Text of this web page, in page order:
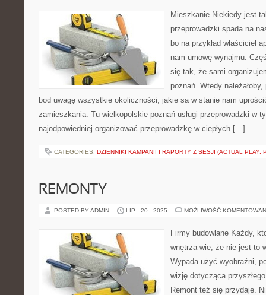
Mieszkanie Niekiedy jest
przeprowadzki spada na
bo na przykład właściciel
nam umowę wynajmu.
się tak, że sami
poznań. Wtedy
bod uwagę wszystkie okoliczności, jakie są w stanie nam
zamieszkania. Tu wielkopolskie poznań usługi przeprowadzki w
najodpowiedniej organizować przeprowadzkę w ciepłych […]
CATEGORIES: DZIENNIKI KAMPANII I RAPORTY Z SESJI (ACTUAL PLAY,
REMONTY
POSTED BY ADMIN LIP - 20 - 2025 MOŻLIWOŚĆ
Firmy budowlane Każdy,
wnętrza wie, że nie jest to
Wypada użyć wyobraźni,
wizję dotycząca
Remont też się przydaje.